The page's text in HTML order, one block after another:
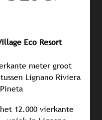
Eco Resort
meter groot
Lignano Riviera
12.000 vierkante